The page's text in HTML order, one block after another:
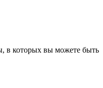
в которых вы можете быть